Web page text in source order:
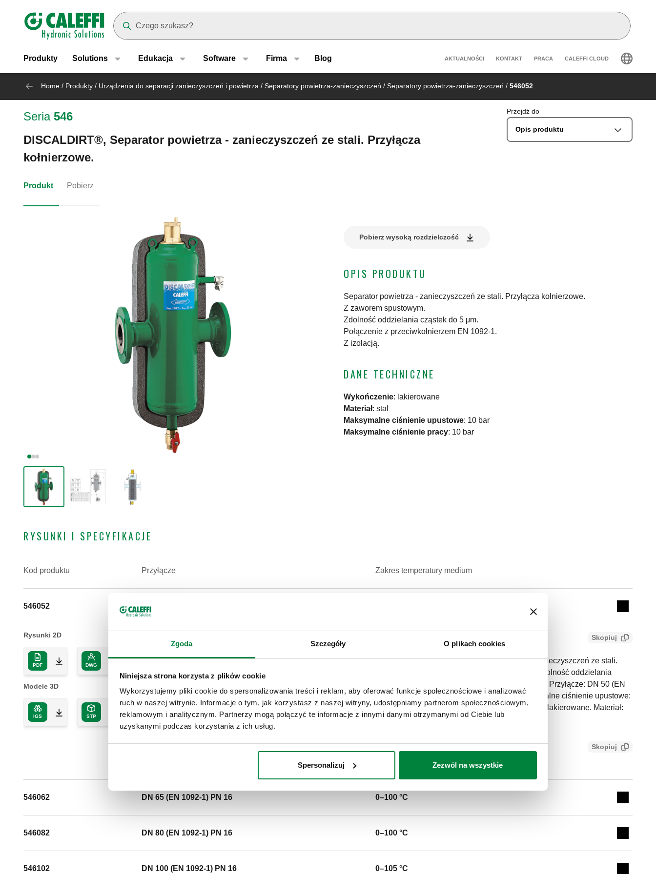
Zgoda Szczegóły O plikach cookies
Niniejsza strona korzysta z plików cookie
Wykorzystujemy pliki cookie do spersonalizowania treści i reklam, aby oferować funkcje społecznościowe i analizować
ruch w naszej witrynie. Informacje o tym, jak korzystasz z naszej witryny, udostępniamy partnerom społecznościowym,
reklamowym i analitycznym. Partnerzy mogą połączyć te informacje z innymi danymi otrzymanymi od Ciebie lub
uzyskanymi podczas korzystania z ich usług.
Spersonalizuj Zezwól na wszystkie
Header main navigation
Produkty Solutions Edukacja Software Firma Blog Header secondary navigation
AKTUALNOŚCI KONTAKT PRACA CALEFFI CLOUD
Home / Produkty / Urządzenia do separacji zanieczyszczeń i powietrza / Separatory powietrza-zanieczyszczeń / Separatory powietrza-zanieczyszczeń / 546052
Seria 546
DISCALDIRT®, Separator powietrza - zanieczyszczeń ze stali. Przyłącza
kołnierzowe.
Przejdź do
Opis produktu
Produkt Pobierz
Pobierz wysoką rozdzielczość
OPIS PRODUKTU
Separator powietrza - zanieczyszczeń ze stali. Przyłącza kołnierzowe.
Z zaworem spustowym.
Zdolność oddzielania cząstek do 5 μm.
Połączenie z przeciwkołnierzem EN 1092-1.
Z izolacją.
DANE TECHNICZNE
Wykończenie: lakierowane
Materiał: stal
Maksymalne ciśnienie upustowe: 10 bar
Maksymalne ciśnienie pracy: 10 bar
RYSUNKI I SPECYFIKACJE
Kod produktu Przyłącze
Zakres temperatury medium
546052 DN 50 (EN 1092-1) PN 16
Collapse
Rysunki 2D
PDF DWG
Modele 3D
IGS STP
Skopiuj
CALEFFI, 546052, DISCALDIRT®. Separator powietrza - zanieczyszczeń ze stali.
Przyłącza kołnierzowe. Z izolacją. Z zaworem spustowym. Zdolność oddzielania
cząstek do 5 μm. Połączenie z przeciwkołnierzem EN 1092-1. Przyłącze: DN 50 (EN
1092-1) PN 16. Maksymalne ciśnienie pracy: 10 bar. Maksymalne ciśnienie upustowe:
10 bar. Zakres temperatury medium: 0–100 °C. Wykończenie: lakierowane. Materiał:
stal.
SCIP code
2bc8c31f-3585-4797-aef4-6913c7a3b845
Skopiuj
546062 DN 65 (EN 1092-1) PN 16 0–100 °C
Expand
546082 DN 80 (EN 1092-1) PN 16 0–100 °C
Expand
546102 DN 100 (EN 1092-1) PN 16 0–105 °C